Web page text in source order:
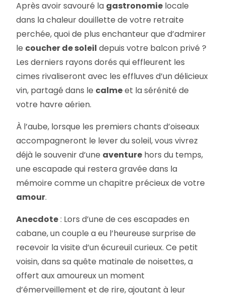
Après avoir savouré la gastronomie locale
dans la chaleur douillette de votre retraite
perchée, quoi de plus enchanteur que d’admirer
le coucher de soleil depuis votre balcon privé ?
Les derniers rayons dorés qui effleurent les
cimes rivaliseront avec les effluves d’un délicieux
vin, partagé dans le calmeet la sérénité de
votre havre aérien.
À l’aube, lorsque les premiers chants d’oiseaux
accompagneront le lever du soleil, vous vivrez
déjà le souvenir d’une aventure hors du temps,
une escapade qui restera gravée dans la
mémoire comme un chapitre précieux de votre
amour.
Anecdote: Lors d’une de ces escapades en
cabane, un couple a eu l’heureuse surprise de
recevoir la visite d’un écureuil curieux. Ce petit
voisin, dans sa quête matinale de noisettes, a
offert aux amoureux un moment
d’émerveillement et de rire, ajoutant à leur